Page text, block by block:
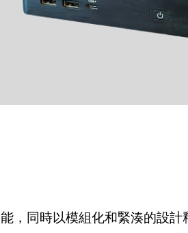
，同時以模組化和緊湊的設計